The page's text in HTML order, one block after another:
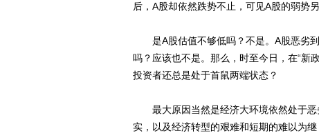
后，A股却依然跌势不止，可见A股的弱势另
是A股估值不够低吗？不是。A股恶劣到
吗？应该也不是。那么，时至今日，在“新
投资者还总是处于首鼠两端状态？
最大原因当然是经济大环境依然处于恶
实，以及经济转型的艰难和短期的难以为